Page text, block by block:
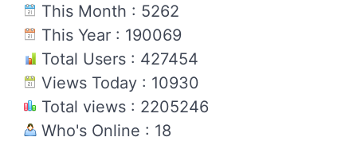
This Month : 5262
This Year : 190069
Total Users : 427454
Views Today : 10930
Total views : 2205246
Who's Online : 18